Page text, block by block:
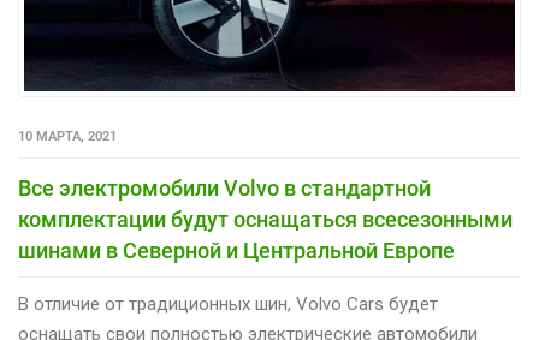
10 МАРТА, 2021
Все электромобили Volvo в стандартной
комплектации будут оснащаться всесезонными
шинами в Северной и Центральной Европе
В отличие от традиционных шин, Volvo Cars будет
оснащать свои полностью электрические автомобили